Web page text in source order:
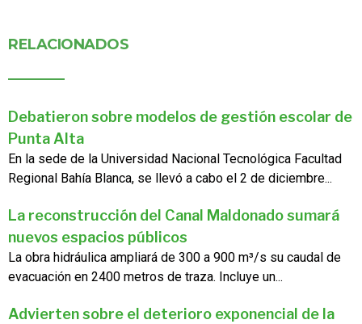
RELACIONADOS
Debatieron sobre modelos de gestión escolar de
Punta Alta
En la sede de la Universidad Nacional Tecnológica Facultad
Regional Bahía Blanca, se llevó a cabo el 2 de diciembre...
La reconstrucción del Canal Maldonado sumará
nuevos espacios públicos
La obra hidráulica ampliará de 300 a 900 m³/s su caudal de
evacuación en 2400 metros de traza. Incluye un...
Advierten sobre el deterioro exponencial de la